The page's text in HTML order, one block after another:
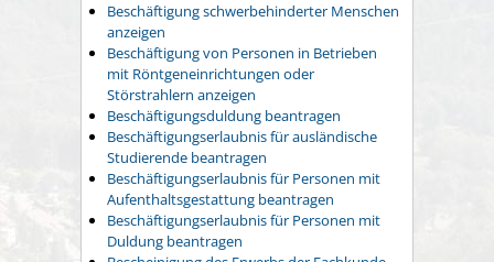
Beschäftigung schwerbehinderter Menschen
anzeigen
Beschäftigung von Personen in Betrieben
mit Röntgeneinrichtungen oder
Störstrahlern anzeigen
Beschäftigungsduldung beantragen
Beschäftigungserlaubnis für ausländische
Studierende beantragen
Beschäftigungserlaubnis für Personen mit
Aufenthaltsgestattung beantragen
Beschäftigungserlaubnis für Personen mit
Duldung beantragen